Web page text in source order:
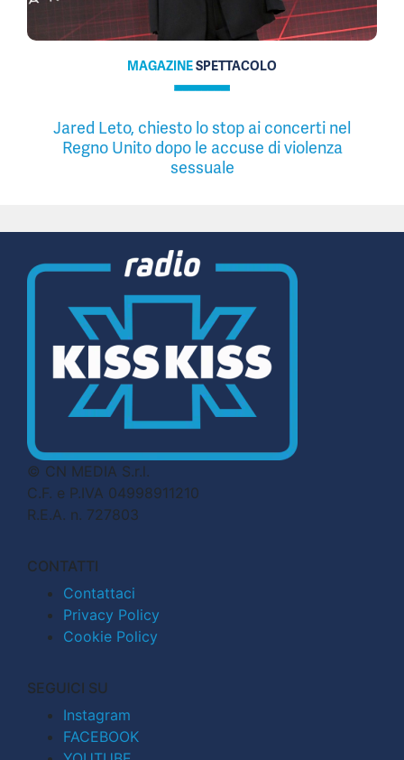
MAGAZINESPETTACOLO
Jared Leto, chiesto lo stop ai concerti nel
Regno Unito dopo le accuse di violenza
sessuale
© CN MEDIA S.r.l.
C.F. e P.IVA 04998911210
R.E.A. n. 727803
CONTATTI
Contattaci
Privacy Policy
Cookie Policy
SEGUICI SU
Instagram
FACEBOOK